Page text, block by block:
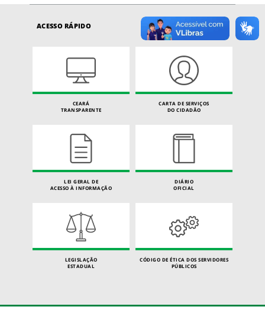
ACESSO RÁPIDO
CEARÁ
TRANSPARENTE
CARTA DE SERVIÇOS
DO CIDADÃO
LEI GERAL DE
ACESSO À INFORMAÇÃO
DIÁRIO
OFICIAL
LEGISLAÇÃO
ESTADUAL
CÓDIGO DE ÉTICA DOS SERVIDORES
PÚBLICOS